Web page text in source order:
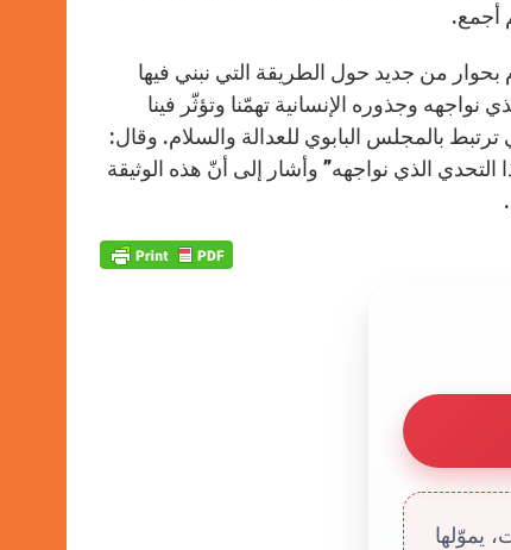
أجمع.
بحوار من جديد حول الطريقة التي نبني فيها
وجذوره الإنسانية تهمّنا وتؤثّر فينا
بالمجلس البابوي للعدالة والسلام. وقال:
الذي نواجهه” وأشار إلى أنّ هذه الوثيقة
يموّلها